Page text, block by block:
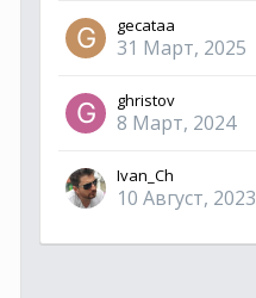
gecataa
31 Март, 2025
ghristov
8 Март, 2024
Ivan_Ch
10 Август, 2023